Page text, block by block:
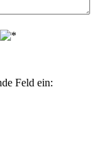
Feld ein: